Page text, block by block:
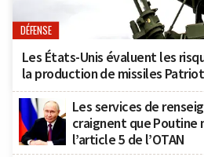
DÉFENSE
Les États-Unis évaluent les
la production de missiles
Les services de
craignent que
l’article 5 de l’OTAN